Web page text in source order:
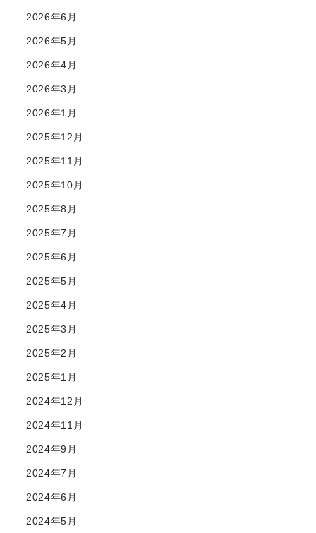
2026年6月
2026年5月
2026年4月
2026年3月
2026年1月
2025年12月
2025年11月
2025年10月
2025年8月
2025年7月
2025年6月
2025年5月
2025年4月
2025年3月
2025年2月
2025年1月
2024年12月
2024年11月
2024年9月
2024年7月
2024年6月
2024年5月